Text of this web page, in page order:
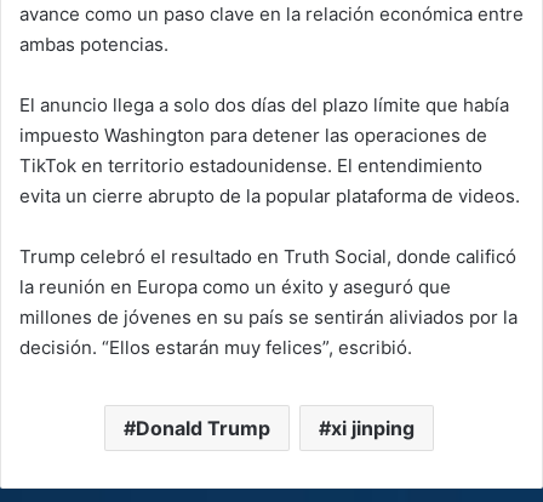
avance como un paso clave en la relación económica entre
ambas potencias.
El anuncio llega a solo dos días del plazo límite que había
impuesto Washington para detener las operaciones de
TikTok en territorio estadounidense. El entendimiento
evita un cierre abrupto de la popular plataforma de videos.
Trump celebró el resultado en Truth Social, donde calificó
la reunión en Europa como un éxito y aseguró que
millones de jóvenes en su país se sentirán aliviados por la
decisión. “Ellos estarán muy felices”, escribió.
Donald Trump xi jinping